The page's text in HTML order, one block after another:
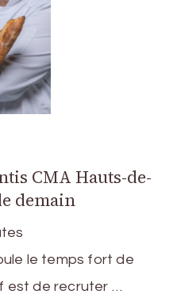
CMA Hauts-de-
demain
le temps fort de
est de recruter …